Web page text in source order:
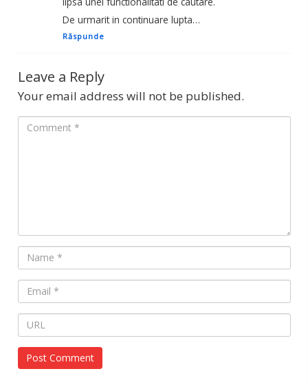
De urmarit in continuare lupta…
Răspunde
Leave a Reply
Your email address will not be published.